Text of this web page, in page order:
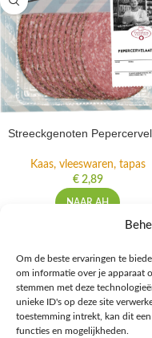
Om de beste ervaringen te
om informatie over je apparaat
stemmen met deze
unieke ID's op deze site
toestemming intrekt, kan dit
functies en mogelijkheden.
Streeckgenoten
Kaas, vleeswaren, tapas
€2,89
NAAR AH
Ontdek de beste keto-
kennis met onze diepgaande
favoriete keto recepten in